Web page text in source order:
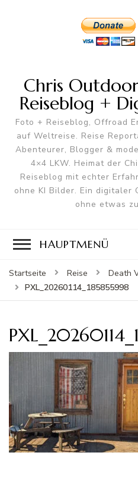
Chris
Reiseblog +
Foto + Reiseblog, Offroad
auf Weltreise. Reise
Abenteurer, Blogger &
4×4 LKW. Heimat der
Reiseblog mit echter
ohne KI Bilder. Ein digitaler
ohne etwas
HAUPTMENÜ
Startseite Reise
Death
PXL_20260114_185855998